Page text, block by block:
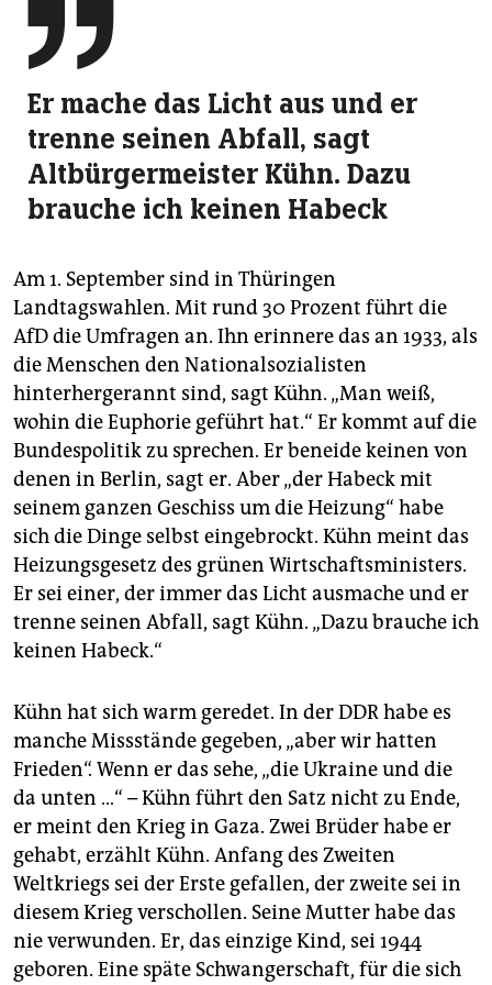

Er mache das Licht aus und er
trenne seinen Abfall, sagt
Altbürgermeister Kühn. Dazu
brauche ich keinen Habeck
Am 1. September sind in Thüringen
Landtagswahlen. Mit rund 30 Prozent führt die
AfD die Umfragen an. Ihn erinnere das an 1933, als
die Menschen den Nationalsozialisten
hinterhergerannt sind, sagt Kühn. „Man weiß,
wohin die Euphorie geführt hat.“ Er kommt auf die
Bundespolitik zu sprechen. Er beneide keinen von
denen in Berlin, sagt er. Aber „der Habeck mit
seinem ganzen Geschiss um die Heizung“ habe
sich die Dinge selbst eingebrockt. Kühn meint das
Heizungsgesetz des grünen Wirtschaftsministers.
Er sei einer, der immer das Licht ausmache und er
trenne seinen Abfall, sagt Kühn. „Dazu brauche ich
keinen Habeck.“
Kühn hat sich warm geredet. In der DDR habe es
manche Missstände gegeben, „aber wir hatten
Frieden“. Wenn er das sehe, „die Ukraine und die
da unten …“ – Kühn führt den Satz nicht zu Ende,
er meint den Krieg in Gaza. Zwei Brüder habe er
gehabt, erzählt Kühn. Anfang des Zweiten
Weltkriegs sei der Erste gefallen, der zweite sei in
diesem Krieg verschollen. Seine Mutter habe das
nie verwunden. Er, das einzige Kind, sei 1944
geboren. Eine späte Schwangerschaft, für die sich